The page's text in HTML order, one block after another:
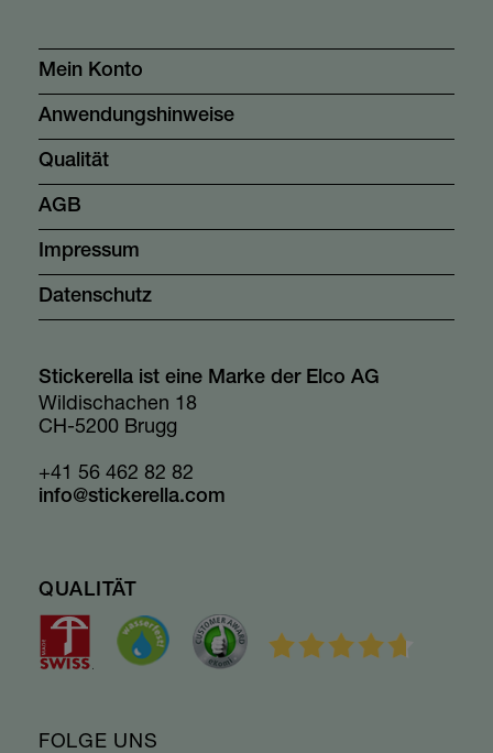
Mein Konto
Anwendungshinweise
Qualität
AGB
Impressum
Datenschutz
Stickerella ist eine Marke der Elco AG
Wildischachen 18
CH-5200 Brugg
+41 56 462 82 82
info@stickerella.com
QUALITÄT
FOLGE UNS